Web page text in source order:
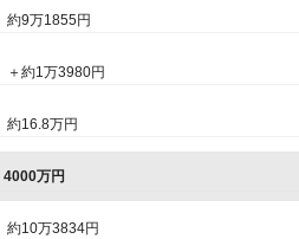
約9万1855円
＋約1万3980円
約16.8万円
4000万円
約10万3834円